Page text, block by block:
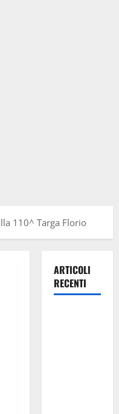
110^ Targa Florio
ARTICOLI
RECENTI